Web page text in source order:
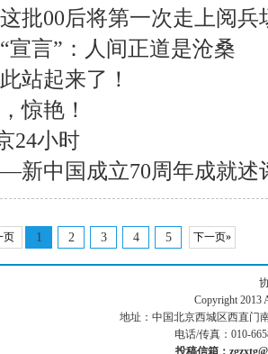
批00后将第一次走上阅兵
宣言”：人间正道是沧桑
站起来了！
惊艳！
24小时
新中国成立70周年成就述
页 1 2 3 4 5 下一页»
Copyright 2013
地址：中国北京西城区西直门
电话/传真：010-
投稿信箱：